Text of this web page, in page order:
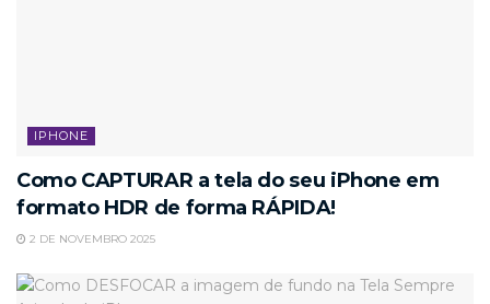
IPHONE
Como CAPTURAR a tela do seu iPhone em
formato HDR de forma RÁPIDA!
2 DE NOVEMBRO 2025